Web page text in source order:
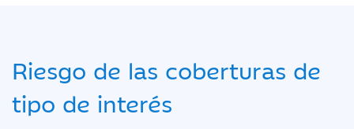
Riesgo de las coberturas de
tipo de interés